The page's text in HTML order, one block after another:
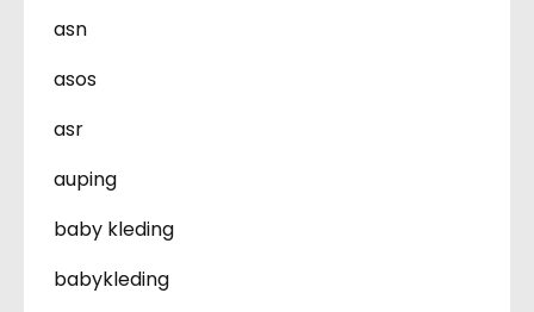
asn
asos
asr
auping
baby kleding
babykleding